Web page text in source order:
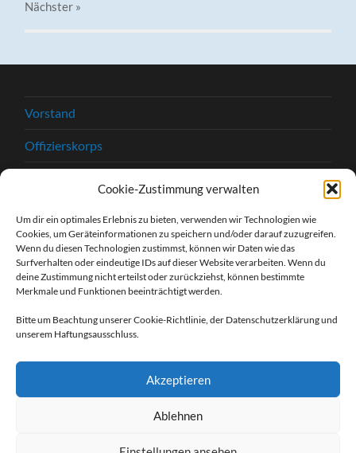
Cookie-Zustimmung verwalten
Um dir ein optimales Erlebnis zu bieten, verwenden wir Technologien wie
Cookies, um Geräteinformationen zu speichern und/oder darauf zuzugreifen.
Wenn du diesen Technologien zustimmst, können wir Daten wie das
Surfverhalten oder eindeutige IDs auf dieser Website verarbeiten. Wenn du
deine Zustimmung nicht erteilst oder zurückziehst, können bestimmte
Merkmale und Funktionen beeinträchtigt werden.
Bitte um Beachtung unserer Cookie-Richtlinie, der Datenschutzerklärung und
unserem Haftungsausschluss.
Akzeptieren
Ablehnen
Nächster »
Vorstand
Offizierskorps
Beitrittserklärung
Kontakt
Unsere Sponsoren